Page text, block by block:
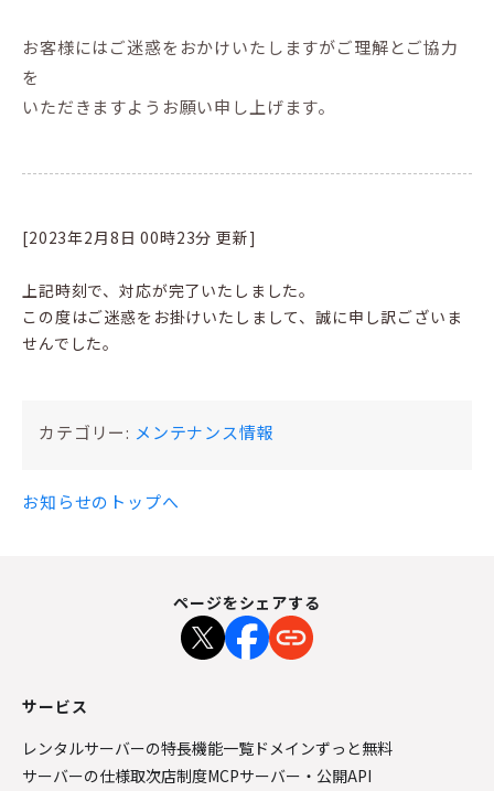
お客様にはご迷惑をおかけいたしますがご理解とご協力
を
いただきますようお願い申し上げます。
[2023年2月8日 00時23分 更新]
上記時刻で、対応が完了いたしました。
この度はご迷惑をお掛けいたしまして、誠に申し訳ございま
せんでした。
カテゴリー: メンテナンス情報
お知らせのトップへ
ページをシェアする
サービス
レンタルサーバーの特長機能一覧 ドメインずっと無料
サーバーの仕様取次店制度MCPサーバー・公開API